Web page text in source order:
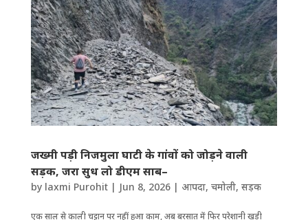
जख्मी पड़ी निजमुला घाटी के गांवों को जोड़ने वाली
सड़क, जरा सुध लो डीएम साब–
by laxmi Purohit| Jun 8, 2026| आपदा, चमोली, सड़क
एक साल से काली चट्टान पर नहीं हुआ काम, अब बरसात में फिर परेशानी खड़ी